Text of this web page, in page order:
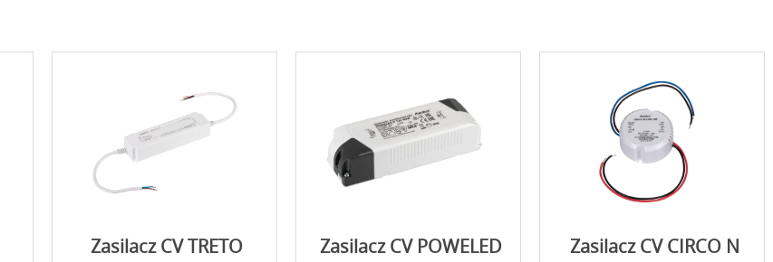
Zasilacz CV TRETO Zasilacz CV POWELED Zasilacz CV CIRCO N